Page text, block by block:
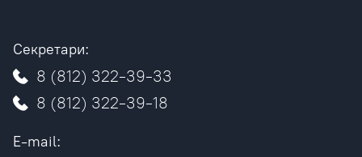
Секретари:
8 (812) 322-39-33
8 (812) 322-39-18
E-mail: